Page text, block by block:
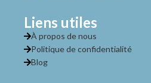
Liens utiles
À propos de nous
Politique de confidentialité
Blog